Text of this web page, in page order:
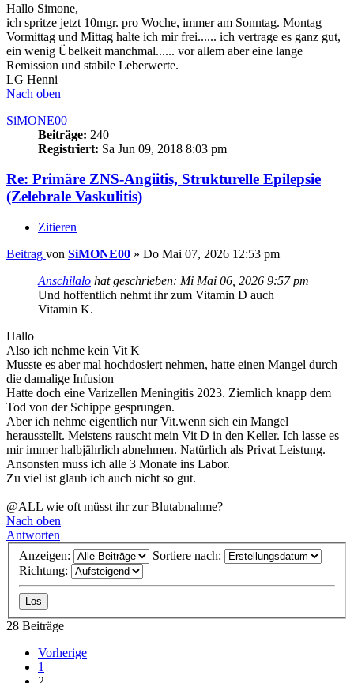
Hallo Simone,
ich spritze jetzt 10mgr. pro Woche, immer am Sonntag. Montag
Vormittag und Mittag halte ich mir frei...... ich vertrage es ganz gut,
ein wenig Übelkeit manchmal...... vor allem aber eine lange
Remission und stabile Leberwerte.
LG Henni
Nach oben
SiMONE00
Beiträge: 240
Registriert: Sa Jun 09, 2018 8:03 pm
Re: Primäre ZNS-Angiitis, Strukturelle Epilepsie
(Zelebrale Vaskulitis)
Zitieren
Beitrag von SiMONE00 » Do Mai 07, 2026 12:53 pm
Anschilalo hat geschrieben: Mi Mai 06, 2026 9:57 pm
Und hoffentlich nehmt ihr zum Vitamin D auch
Vitamin K.
Hallo
Also ich nehme kein Vit K
Musste es aber mal hochdosiert nehmen, hatte einen Mangel durch
die damalige Infusion
Hatte doch eine Varizellen Meningitis 2023. Ziemlich knapp dem
Tod von der Schippe gesprungen.
Aber ich nehme eigentlich nur Vit.wenn sich ein Mangel
herausstellt. Meistens rauscht mein Vit D in den Keller. Ich lasse es
mir immer halbjährlich abnehmen. Natürlich als Privat Leistung.
Ansonsten muss ich alle 3 Monate ins Labor.
Zu viel ist glaub ich auch nicht so gut.
@ALL wie oft müsst ihr zur Blutabnahme?
Nach oben
Antworten
Anzeigen:
Sortiere nach:
Richtung:
28 Beiträge
Vorherige
1